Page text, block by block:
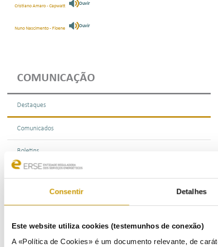
Consentir Detalhes
Este website utiliza cookies (testemunhos de conexão)
A «Política de Cookies» é um documento relevante, de
COMUNICAÇÃO
Destaques
Comunicados
Boletins
Eventos
Cristiano Amaro - Capwatt Ouvir
Nuno Nascimento - Floene Ouvir